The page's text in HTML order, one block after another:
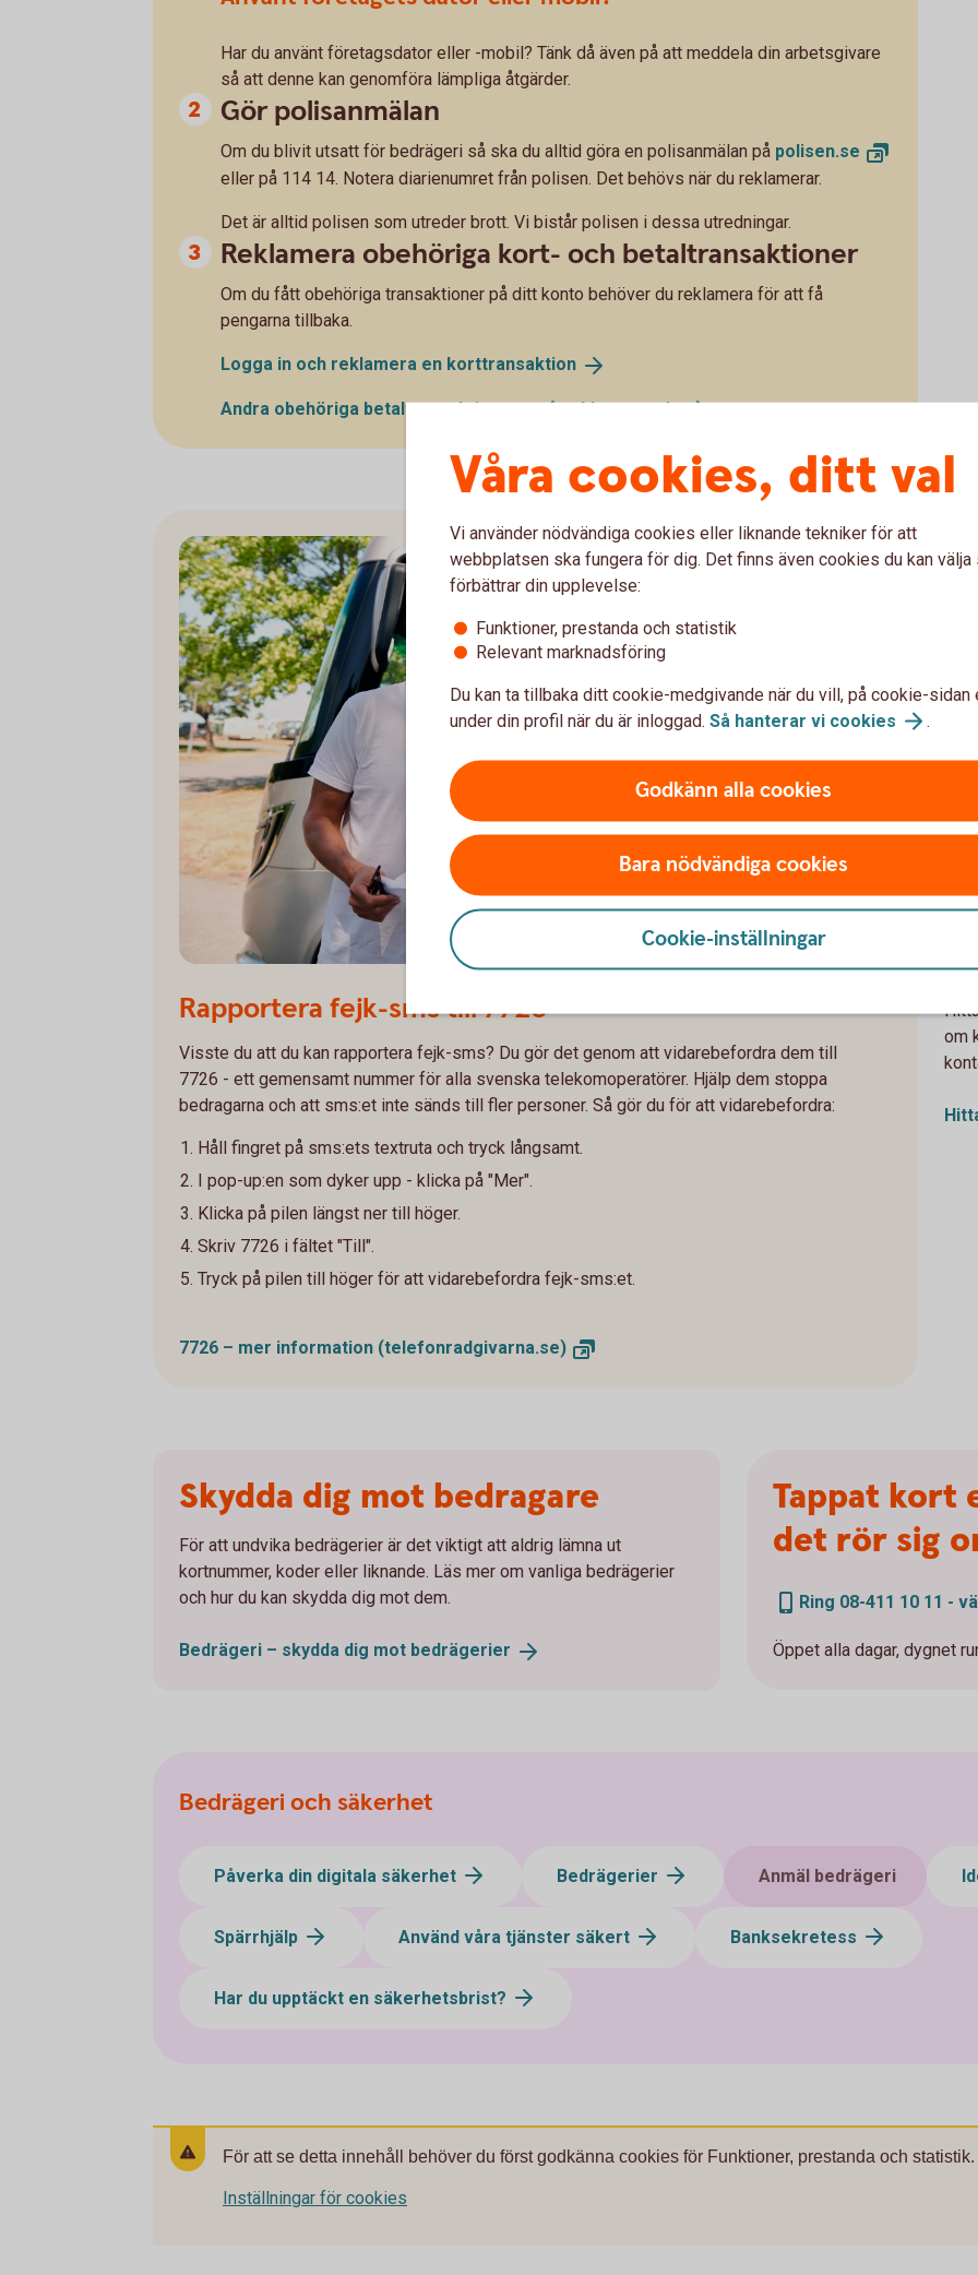
Har du använt företagsdator eller -mobil? Tänk då även på att meddela din arbetsgivare
så att denne kan genomföra lämpliga åtgärder.
Gör polisanmälan
Om du blivit utsatt för bedrägeri så ska du alltid göra en polisanmälan på polisen.se
eller på 114 14. Notera diarienumret från polisen. Det behövs när du reklamerar.
Det är alltid polisen som utreder brott. Vi bistår polisen i dessa utredningar.
Reklamera obehöriga kort- och betaltransaktioner
Om du fått obehöriga transaktioner på ditt konto behöver du reklamera för att få
pengarna tillbaka.
Logga in och reklamera en korttransaktion
Andra obehöriga betaltransaktioner – så reklamerardu
Rapportera fejk-sms till 7726
Visste du att du kan rapportera fejk-sms? Du gör det genom att vidarebefordra dem till
7726 - ett gemensamt nummer för alla svenska telekomoperatörer. Hjälp dem stoppa
bedragarna och att sms:et inte sänds till fler personer. Så gör du för att vidarebefordra:
Håll fingret på sms:ets textruta och tryck långsamt.
I pop-up:en som dyker upp - klicka på "Mer".
Klicka på pilen längst ner till höger.
Skriv 7726 i fältet "Till".
Tryck på pilen till höger för att vidarebefordra fejk-sms:et.
7726 – mer information (telefonradgivarna.se)
om
Skydda dig mot bedragare
För att undvika bedrägerier är det viktigt att aldrig lämna ut
kortnummer, koder eller liknande. Läs mer om vanliga bedrägerier
och hur du kan skydda dig mot dem.
Bedrägeri – skydda dig mot bedrägerier
Tappat kort
det rör sig
Ring 08-411 10 11 -
Öppet alla dagar, dygnet
Bedrägeri och säkerhet
Påverka din digitala säkerhet Bedrägerier Anmäl bedrägeri
Spärrhjälp Använd våra tjänster säkert Banksekretess
Har du upptäckt en säkerhetsbrist?
För att se detta innehåll behöver du först godkänna cookies för Funktioner, prestanda och statistik.
Inställningar för cookies
Våra cookies, ditt val
Vi använder nödvändiga cookies eller liknande tekniker för att
webbplatsen ska fungera för dig. Det finns även cookies du kan välja
förbättrar din upplevelse:
Funktioner, prestanda och statistik
Relevant marknadsföring
Du kan ta tillbaka ditt cookie-medgivande när du vill, på cookie-sidan
under din profil när du är inloggad. Så hanterar vi cookies .
Godkänn alla cookies
Bara nödvändiga cookies
Cookie-inställningar